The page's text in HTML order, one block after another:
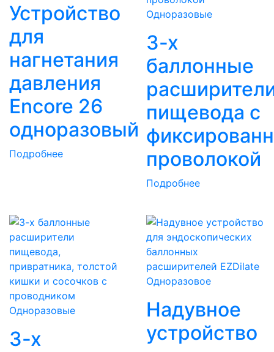
Устройство
для
нагнетания
давления
Encore 26
одноразовый
Подробнее
Одноразовые
3-x
баллонные
пищевода с
проволокой
Подробнее
Одноразовые
3-x
Одноразовое
Надувное
устройство